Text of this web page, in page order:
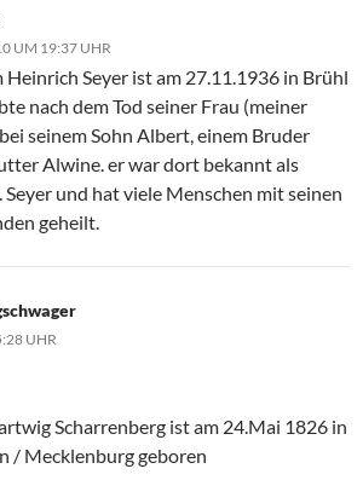
UM 19:37 UHR
Heinrich Seyer ist am 27.11.1936 in Brühl
nach dem Tod seiner Frau (meiner
seinem Sohn Albert, einem Bruder
Alwine. er war dort bekannt als
und hat viele Menschen mit seinen
geheilt.
UHR
Scharrenberg ist am 24.Mai 1826 in
/ Mecklenburg geboren